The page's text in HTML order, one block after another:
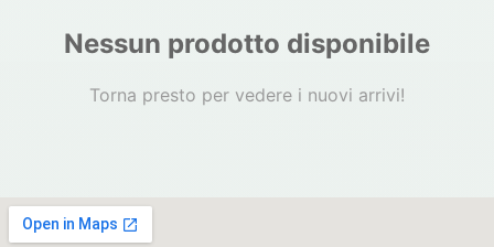
Nessun prodotto disponibile
Torna presto per vedere i nuovi arrivi!